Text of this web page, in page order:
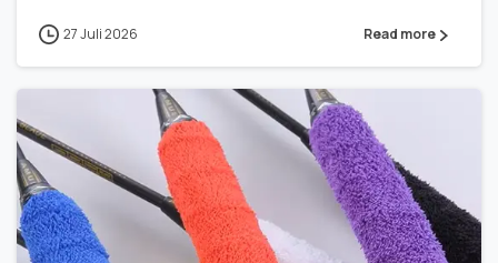
27 Juli 2026 Read more